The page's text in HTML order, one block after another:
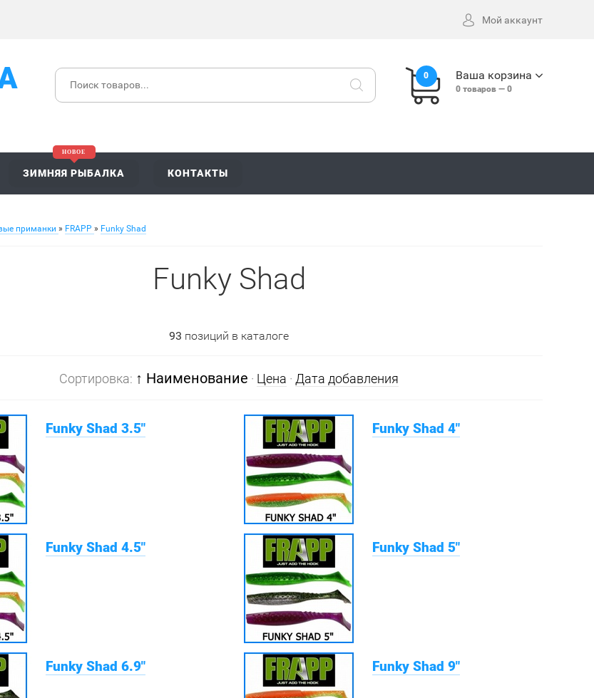
Мой аккаунт
0 Ваша корзина
0 товаров — 0
ЗИМНЯЯ РЫБАЛКА КОНТАКТЫ
приманки » FRAPP » Funky Shad
Funky Shad
93 позиций в каталоге
Сортировка: ↑ Наименование · Цена · Дата добавления
Funky Shad 3.5" Funky Shad 4"
Funky Shad 4.5" Funky Shad 5"
Funky Shad 6.9" Funky Shad 9"